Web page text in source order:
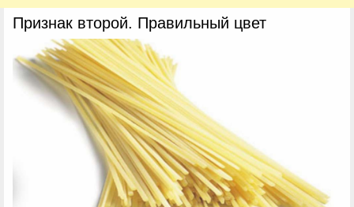
Признак второй. Правильный цвет